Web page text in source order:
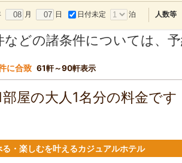
月 日 日付未定 泊 人数等
どの諸条件については、
に合致 61軒～90軒表示
部屋の大人1名分の料金で
・楽しむを叶えるカジュアルホテル